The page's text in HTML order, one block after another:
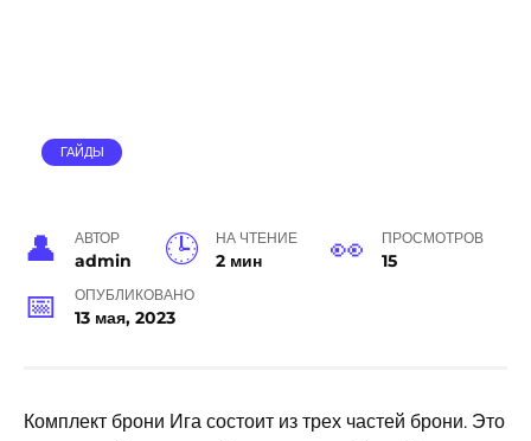
ГАЙДЫ
АВТОР
admin
НА ЧТЕНИЕ
2 мин
ПРОСМОТРОВ
15
ОПУБЛИКОВАНО
13 мая, 2023
Комплект брони Ига состоит из трех частей брони. Это